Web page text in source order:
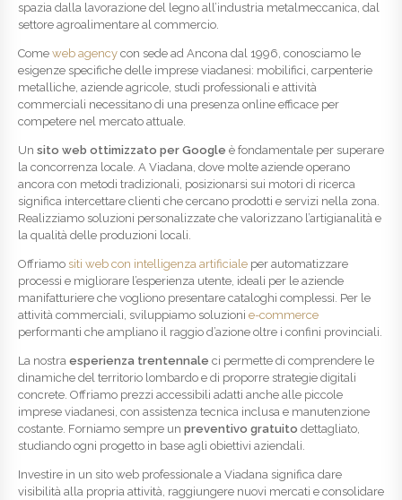
spazia dalla lavorazione del legno all’industria metalmeccanica, dal
settore agroalimentare al commercio.
Come web agency con sede ad Ancona dal 1996, conosciamo le
esigenze specifiche delle imprese viadanesi: mobilifici, carpenterie
metalliche, aziende agricole, studi professionali e attività
commerciali necessitano di una presenza online efficace per
competere nel mercato attuale.
Un sito web ottimizzato per Google è fondamentale per superare
la concorrenza locale. A Viadana, dove molte aziende operano
ancora con metodi tradizionali, posizionarsi sui motori di ricerca
significa intercettare clienti che cercano prodotti e servizi nella zona.
Realizziamo soluzioni personalizzate che valorizzano l’artigianalità e
la qualità delle produzioni locali.
Offriamo siti web con intelligenza artificiale per automatizzare
processi e migliorare l’esperienza utente, ideali per le aziende
manifatturiere che vogliono presentare cataloghi complessi. Per le
attività commerciali, sviluppiamo soluzioni e-commerce
performanti che ampliano il raggio d’azione oltre i confini provinciali.
La nostra esperienza trentennale ci permette di comprendere le
dinamiche del territorio lombardo e di proporre strategie digitali
concrete. Offriamo prezzi accessibili adatti anche alle piccole
imprese viadanesi, con assistenza tecnica inclusa e manutenzione
costante. Forniamo sempre un preventivo gratuito dettagliato,
studiando ogni progetto in base agli obiettivi aziendali.
Investire in un sito web professionale a Viadana significa dare
visibilità alla propria attività, raggiungere nuovi mercati e consolidare